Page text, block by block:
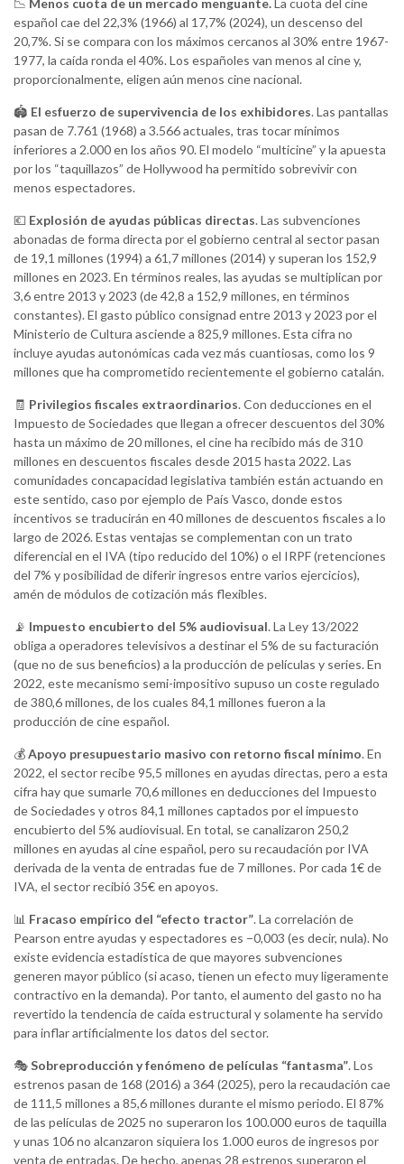
📉 Menos cuota de un mercado menguante.La cuota del cine
español cae del 22,3% (1966) al 17,7% (2024), un descenso del
20,7%. Si se compara con los máximos cercanos al 30% entre 1967-
1977, la caída ronda el 40%. Los españoles van menos al cine y,
proporcionalmente, eligen aún menos cine nacional.
🏟 El esfuerzo de supervivencia de los exhibidores. Las pantallas
pasan de 7.761 (1968) a 3.566 actuales, tras tocar mínimos
inferiores a 2.000 en los años 90. El modelo “multicine” y la apuesta
por los “taquillazos” de Hollywood ha permitido sobrevivir con
menos espectadores.
💶 Explosión de ayudas públicas directas. Las subvenciones
abonadas de forma directa por el gobierno central al sector pasan
de 19,1 millones (1994) a 61,7 millones (2014) y superan los 152,9
millones en 2023. En términos reales, las ayudas se multiplican por
3,6 entre 2013 y 2023 (de 42,8 a 152,9 millones, en términos
constantes). El gasto público consignad entre 2013 y 2023 por el
Ministerio de Cultura asciende a 825,9 millones. Esta cifra no
incluye ayudas autonómicas cada vez más cuantiosas, como los 9
millones que ha comprometido recientemente el gobierno catalán.
🧾 Privilegios fiscales extraordinarios. Con deducciones en el
Impuesto de Sociedades que llegan a ofrecer descuentos del 30%
hasta un máximo de 20 millones, el cine ha recibido más de 310
millones en descuentos fiscales desde 2015 hasta 2022. Las
comunidades concapacidad legislativa también están actuando en
este sentido, caso por ejemplo de País Vasco, donde estos
incentivos se traducirán en 40 millones de descuentos fiscales a lo
largo de 2026. Estas ventajas se complementan con un trato
diferencial en el IVA (tipo reducido del 10%) o el IRPF (retenciones
del 7% y posibilidad de diferir ingresos entre varios ejercicios),
amén de módulos de cotización más flexibles.
📡 Impuesto encubierto del 5% audiovisual. La Ley 13/2022
obliga a operadores televisivos a destinar el 5% de su facturación
(que no de sus beneficios) a la producción de películas y series. En
2022, este mecanismo semi-impositivo supuso un coste regulado
de 380,6 millones, de los cuales 84,1 millones fueron a la
producción de cine español.
💰Apoyo presupuestario masivo con retorno fiscal mínimo. En
2022, el sector recibe 95,5 millones en ayudas directas, pero a esta
cifra hay que sumarle 70,6 millones en deducciones del Impuesto
de Sociedades y otros 84,1 millones captados por el impuesto
encubierto del 5% audiovisual. En total, se canalizaron 250,2
millones en ayudas al cine español, pero su recaudación por IVA
derivada de la venta de entradas fue de 7 millones. Por cada 1€ de
IVA, el sector recibió 35€ en apoyos.
📊 Fracaso empírico del “efecto tractor”. La correlación de
Pearson entre ayudas y espectadores es −0,003 (es decir, nula). No
existe evidencia estadística de que mayores subvenciones
generen mayor público (si acaso, tienen un efecto muy ligeramente
contractivo en la demanda). Por tanto, el aumento del gasto no ha
revertido la tendencia de caída estructural y solamente ha servido
para inflar artificialmente los datos del sector.
🎭Sobreproducción y fenómeno de películas “fantasma”. Los
estrenos pasan de 168 (2016) a 364 (2025), pero la recaudación cae
de 111,5 millones a 85,6 millones durante el mismo periodo. El 87%
de las películas de 2025 no superaron los 100.000 euros de taquilla
y unas 106 no alcanzaron siquiera los 1.000 euros de ingresos por
venta de entradas. De hecho, apenas 28 estrenos superaron el